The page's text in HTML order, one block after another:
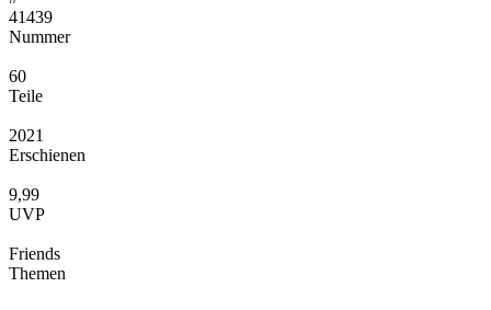
41439
Nummer
60
Teile
2021
Erschienen
9,99
UVP
Friends
Themen